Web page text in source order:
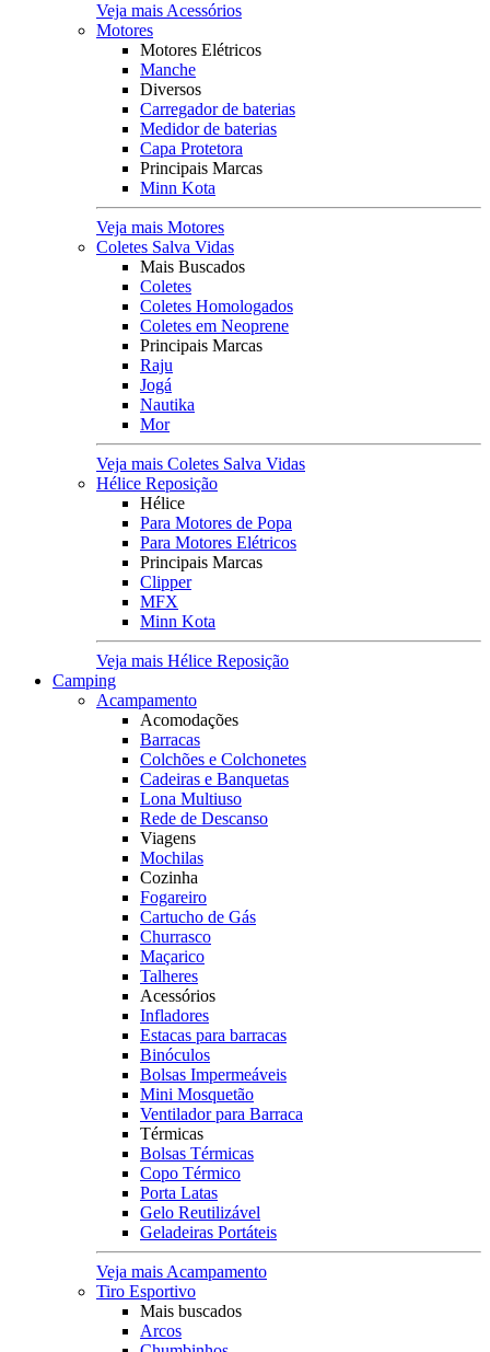
Veja mais Acessórios
Motores
Motores Elétricos
Manche
Diversos
Carregador de baterias
Medidor de baterias
Capa Protetora
Principais Marcas
Minn Kota
Veja mais Motores
Coletes Salva Vidas
Mais Buscados
Coletes
Coletes Homologados
Coletes em Neoprene
Principais Marcas
Raju
Jogá
Nautika
Mor
Veja mais Coletes Salva Vidas
Hélice Reposição
Hélice
Para Motores de Popa
Para Motores Elétricos
Principais Marcas
Clipper
MFX
Minn Kota
Veja mais Hélice Reposição
Camping
Acampamento
Acomodações
Barracas
Colchões e Colchonetes
Cadeiras e Banquetas
Lona Multiuso
Rede de Descanso
Viagens
Mochilas
Cozinha
Fogareiro
Cartucho de Gás
Churrasco
Maçarico
Talheres
Acessórios
Infladores
Estacas para barracas
Binóculos
Bolsas Impermeáveis
Mini Mosquetão
Ventilador para Barraca
Térmicas
Bolsas Térmicas
Copo Térmico
Porta Latas
Gelo Reutilizável
Geladeiras Portáteis
Veja mais Acampamento
Tiro Esportivo
Mais buscados
Arcos